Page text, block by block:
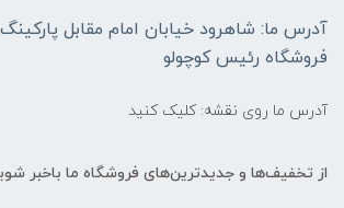
آدرس ما: شاهرود خیابان امام مقابل
فروشگاه رئیس کوچولو
آدرس ما روی نقشه: کلیک کنید
از تخفیف‌ها و جدیدترین‌های فروشگاه ما باخبر